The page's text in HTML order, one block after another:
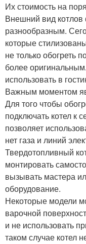
Их стоимость на
Внешний вид
разнообразным.
которые
не только обогреть
более
использовать в
Важным моментом
Для того чтобы
подключать котел к
позволяет
нет газа и линий
Твердотопливный
монтировать
вызывать мастера
оборудование.
Некоторые модели
варочной
и не использовать
таком случае котел